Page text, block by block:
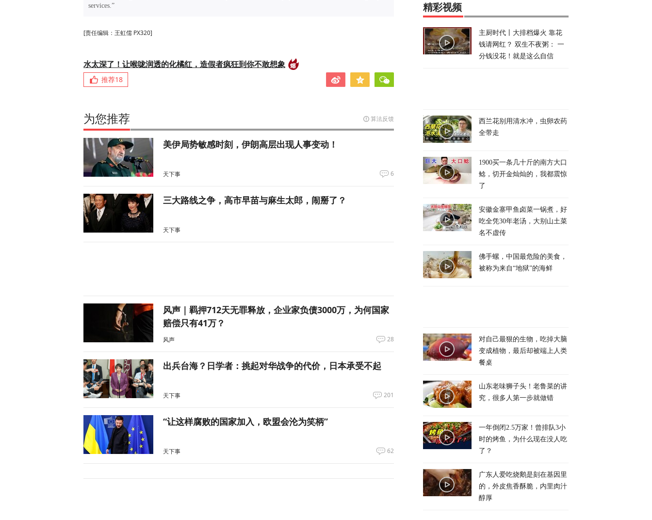
services.”
[责任编辑：王虹儒 PX320]
水太深了！让喉咙润透的化橘红，造假者疯狂到你不敢想象
推荐18
为您推荐 算法反馈
美伊局势敏感时刻，伊朗高层出现人事变动！
天下事 6
三大路线之争，高市早苗与麻生太郎，闹掰了？
天下事
风声｜羁押712天无罪释放，企业家负债3000万，为何国家
赔偿只有41万？
风声 28
出兵台海？日学者：挑起对华战争的代价，日本承受不起
天下事 201
“让这样腐败的国家加入，欧盟会沦为笑柄”
天下事 62
精彩视频
主厨时代丨大排档爆火 靠花
钱请网红？ 双生不夜粥： 一
分钱没花！就是这么自信
西兰花别用清水冲，虫卵农药
全带走
1900买一条几十斤的南方大口
鲶，切开金灿灿的，我都震惊
了
安徽金寨甲鱼卤菜一锅煮，好
吃全凭30年老汤，大别山土菜
名不虚传
佛手螺，中国最危险的美食，
被称为来自“地狱”的海鲜
对自己最狠的生物，吃掉大脑
变成植物，最后却被端上人类
餐桌
山东老味狮子头！老鲁菜的讲
究，很多人第一步就做错
一年倒闭2.5万家！曾排队3小
时的烤鱼，为什么现在没人吃
了？
广东人爱吃烧鹅是刻在基因里
的，外皮焦香酥脆，内里肉汁
醇厚